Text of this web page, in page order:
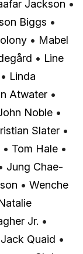
Jackson •
Biggs •
• Mabel
• Line
• Linda
Atwater •
Noble •
Slater •
• Tom Hale •
Jung Chae-
• Wenche
Jr. •
Jack Quaid •